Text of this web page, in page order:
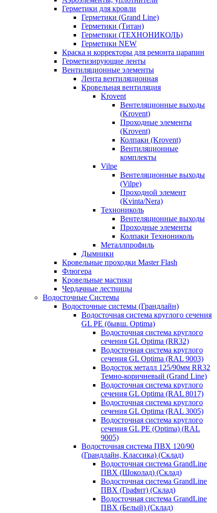
Герметики для кровли
Герметики (Grand Line)
Герметики (Титан)
Герметики (ТЕХНОНИКОЛЬ)
Герметики NEW
Краска и корректоры для ремонта царапин
Герметизирующие ленты
Вентиляционные элементы
Лента вентиляционная
Кровельная вентиляция
Krovent
Вентеляционные выходы
(Krovent)
Проходные элементы
(Krovent)
Колпаки (Krovent)
Вентиляционные
комплекты
Vilpe
Вентеляционные выходы
(Vilpe)
Проходной элемент
(Kvinta/Nera)
Технониколь
Вентеляционные выходы
Проходные элементы
Колпаки Технониколь
Металлпрофиль
Дымники
Кровельные проходки Master Flash
Флюгера
Кровельные мастики
Чердачные лестницы
Водосточные Системы
Водосточные системы (Грандлайн)
Водосточная система круглого сечения
GL PE (бывш. Optima)
Водосточная система круглого
сечения GL Optima (RR32)
Водосточная система круглого
сечения GL Optima (RAL 9003)
Водосток металл 125/90мм RR32
Темно-коричневый (Grand Line)
Водосточная система круглого
сечения GL Optima (RAL 8017)
Водосточная система круглого
сечения GL Optima (RAL 3005)
Водосточная система круглого
сечения GL PE (Optima) (RAL
9005)
Водосточная система ПВХ 120/90
(Грандлайн, Классика) (Склад)
Водосточная система GrandLine
ПВХ (Шоколад) (Склад)
Водосточная система GrandLine
ПВХ (Графит) (Склад)
Водосточная система GrandLine
ПВХ (Белый) (Склад)